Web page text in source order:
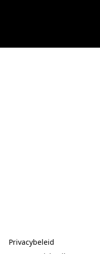
Privacybeleid